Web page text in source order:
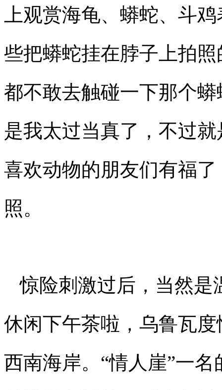
上观赏海龟、蟒蛇、斗
些把蟒蛇挂在脖子上拍
都不敢去触碰一下那个
是我太过当真了，不过
喜欢动物的朋友们有福
照。
惊险刺激过后，当然是
休闲下午茶啦，乌鲁瓦
西南海岸。“情人崖”一